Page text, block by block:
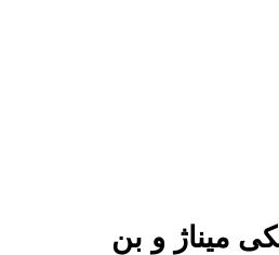
میناژ و بن